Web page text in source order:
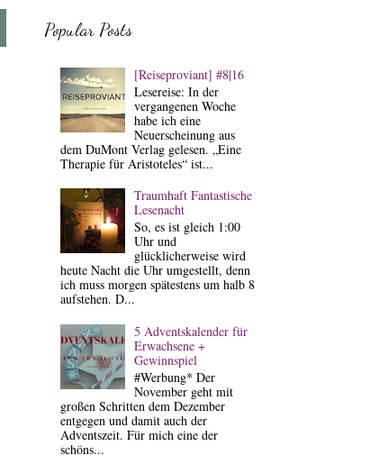
Popular Posts
[Reiseproviant] #8|16
Lesereise: In der
vergangenen Woche
habe ich eine
Neuerscheinung aus
dem DuMont Verlag gelesen. „Eine
Therapie für Aristoteles“ ist...
Traumhaft Fantastische
Lesenacht
So, es ist gleich 1:00
Uhr und
glücklicherweise wird
heute Nacht die Uhr umgestellt, denn
ich muss morgen spätestens um halb 8
aufstehen. D...
5 Adventskalender für
Erwachsene +
Gewinnspiel
#Werbung* Der
November geht mit
großen Schritten dem Dezember
entgegen und damit auch der
Adventszeit. Für mich eine der
schöns...